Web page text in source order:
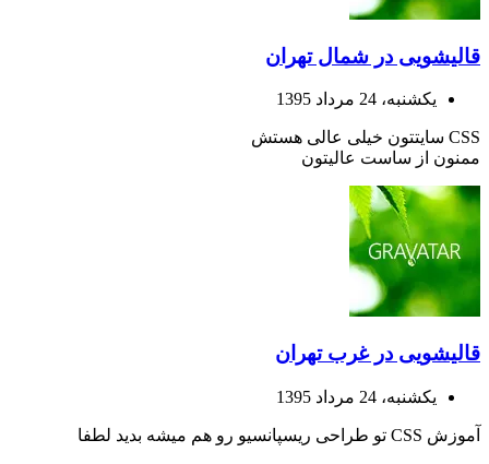
قالیشویی در شمال تهران
یکشنبه، 24 مرداد 1395
CSS سایتتون خیلی عالی هستش
ممنون از ساست عالیتون
قالیشویی در غرب تهران
یکشنبه، 24 مرداد 1395
آموزش CSS تو طراحی ریسپانسیو رو هم میشه بدید لطفا